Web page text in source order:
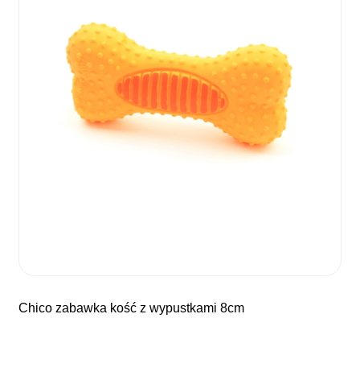
chico zabawka kość z wypustkami 8cm